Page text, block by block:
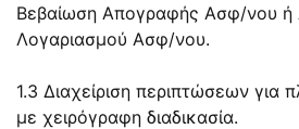
Βεβαίωση Απογραφής Ασφ/νου
Λογαριασμού Ασφ/νου.
1.3 Διαχείριση περιπτώσεων
με χειρόγραφη διαδικασία.